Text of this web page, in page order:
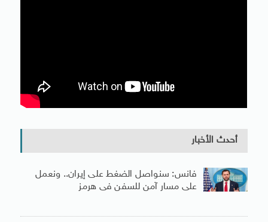
أحدث الأخبار
فانس: سنواصل الضغط على إيران.. ونعمل
على مسار آمن للسفن فى هرمز